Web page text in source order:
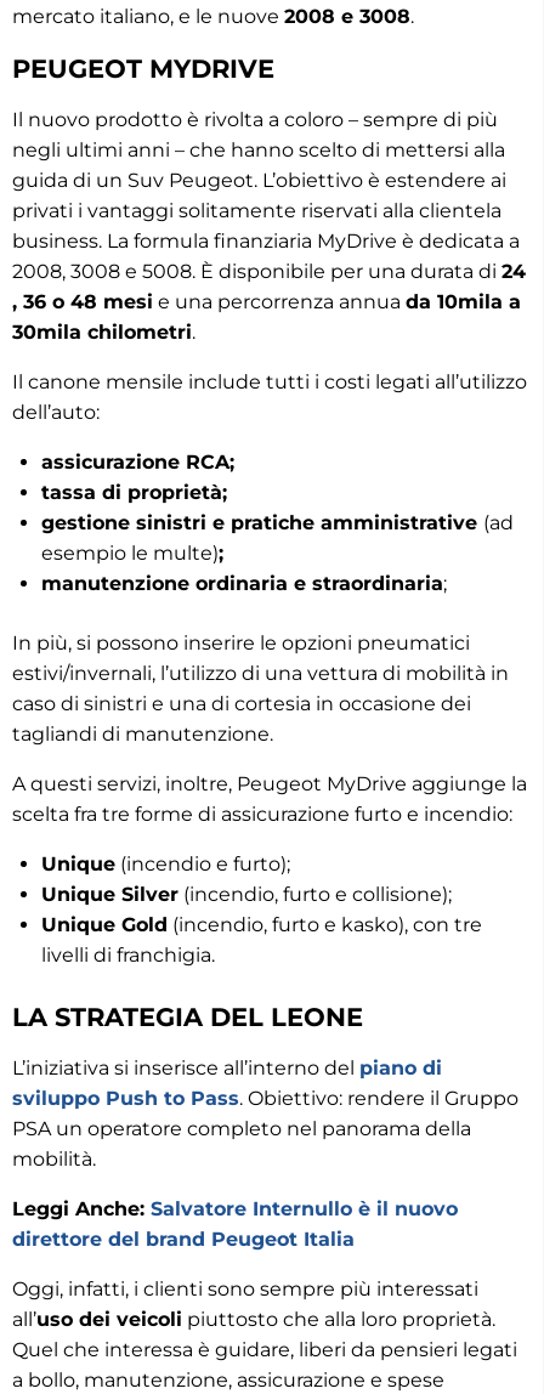
mercato italiano, e le nuove 2008 e 3008.
PEUGEOT MYDRIVE
Il nuovo prodotto è rivolta a coloro – sempre di più
negli ultimi anni – che hanno scelto di mettersi alla
guida di un Suv Peugeot. L’obiettivo è estendere ai
privati i vantaggi solitamente riservati alla clientela
business. La formula finanziaria MyDrive è dedicata a
2008, 3008 e 5008. È disponibile per una durata di 24
, 36 o 48 mesi e una percorrenza annua da 10mila a
30mila chilometri.
Il canone mensile include tutti i costi legati all’utilizzo
dell’auto:
assicurazione RCA;
tassa di proprietà;
gestione sinistri e pratiche amministrative (ad
esempio le multe);
manutenzione ordinaria e straordinaria;
In più, si possono inserire le opzioni pneumatici
estivi/invernali, l’utilizzo di una vettura di mobilità in
caso di sinistri e una di cortesia in occasione dei
tagliandi di manutenzione.
A questi servizi, inoltre, Peugeot MyDrive aggiunge la
scelta fra tre forme di assicurazione furto e incendio:
Unique (incendio e furto);
Unique Silver (incendio, furto e collisione);
Unique Gold (incendio, furto e kasko), con tre
livelli di franchigia.
LA STRATEGIA DEL LEONE
L’iniziativa si inserisce all’interno del piano di
sviluppo Push to Pass. Obiettivo: rendere il Gruppo
PSA un operatore completo nel panorama della
mobilità.
Leggi Anche: Salvatore Internullo è il nuovo
direttore del brand Peugeot Italia
Oggi, infatti, i clienti sono sempre più interessati
all’uso dei veicoli piuttosto che alla loro proprietà.
Quel che interessa è guidare, liberi da pensieri legati
a bollo, manutenzione, assicurazione e spese